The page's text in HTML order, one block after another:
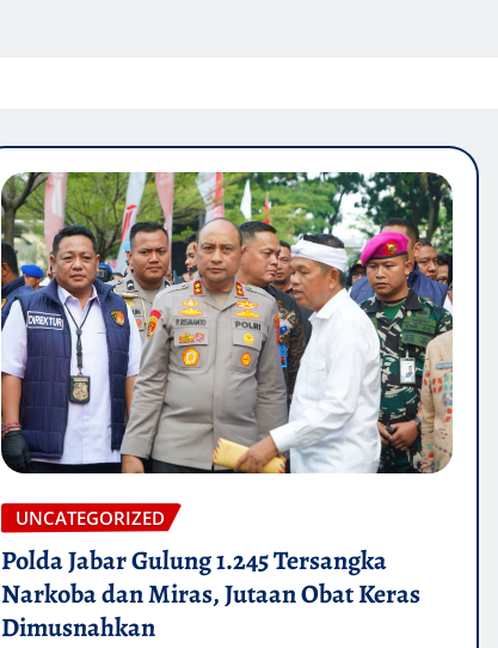
UNCATEGORIZED
Polda Jabar Gulung 1.245 Tersangka
Narkoba dan Miras, Jutaan Obat Keras
Dimusnahkan